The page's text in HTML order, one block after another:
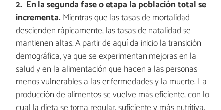
En la segunda fase o etapa la población total se
incrementa. Mientras que las tasas de mortalidad
descienden rápidamente, las tasas de natalidad se
mantienen altas. A partir de aquí da inicio la transición
demográfica, ya que se experimentan mejoras en la
salud y en la alimentación que hacen a las personas
menos vulnerables a las enfermedades y la muerte. La
producción de alimentos se vuelve más eficiente, con lo